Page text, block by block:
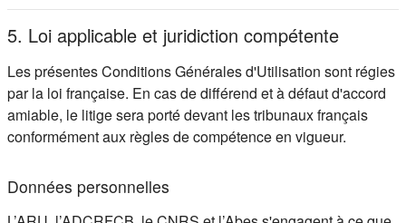
5. Loi applicable et juridiction compétente
Les présentes Conditions Générales d'Utilisation sont régies
par la loi française. En cas de différend et à défaut d'accord
amiable, le litige sera porté devant les tribunaux français
conformément aux règles de compétence en vigueur.
Données personnelles